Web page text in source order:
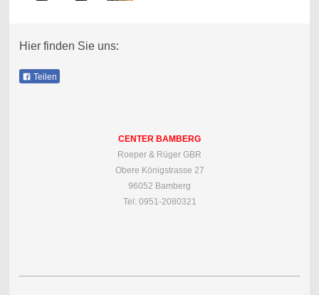
Hier finden Sie uns:
Teilen
CENTER BAMBERG
Roeper & Rüger GBR
Obere Königstrasse 27
96052 Bamberg
Tel: 0951-2080321